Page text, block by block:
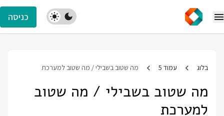
כניסה
בלוג עמוד 5 מה שטוב בשבילי / מה שטוב למערכת
מה שטוב בשבילי / מה שטוב
למערכת